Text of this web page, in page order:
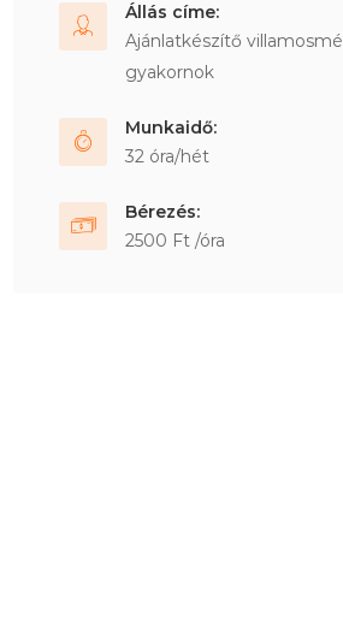
Állás címe:
Ajánlatkészítő
gyakornok
Munkaidő:
32 óra/hét
Bérezés:
2500 Ft /óra